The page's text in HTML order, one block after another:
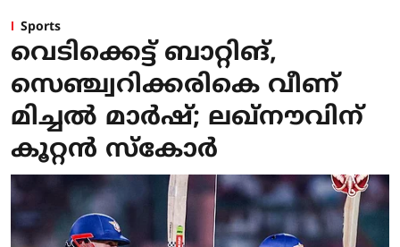
Sports
വെടിക്കെട്ട് ബാറ്റിങ്,
സെഞ്ച്വറിക്കരികെ വീണ്
മിച്ചല്‍ മാര്‍ഷ്; ലഖ്നൗവിന്
കൂറ്റന്‍ സ്‌കോര്‍